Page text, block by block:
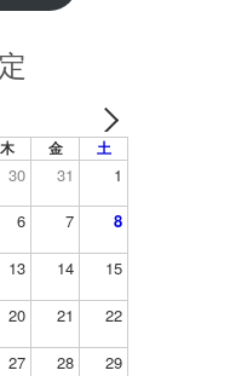
木 金 土
30 31 1
6 7 8
13 14 15
20 21 22
27 28 29